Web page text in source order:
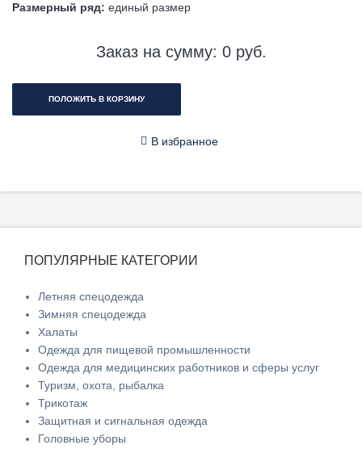
Размерный ряд: единый размер
Заказ на сумму: 0руб.
ПОЛОЖИТЬ В КОРЗИНУ
В избранное
ПОПУЛЯРНЫЕ КАТЕГОРИИ
Летняя спецодежда
Зимняя спецодежда
Халаты
Одежда для пищевой промышленности
Одежда для медицинских работников и сферы услуг
Туризм, охота, рыбалка
Трикотаж
Защитная и сигнальная одежда
Головные уборы